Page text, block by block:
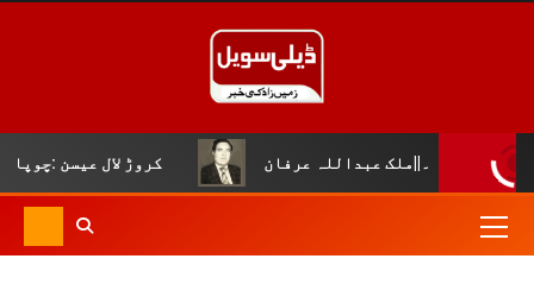
کروڑ لال عیسن :چوپال کلچرل اینڈ عبداللہ عرفان